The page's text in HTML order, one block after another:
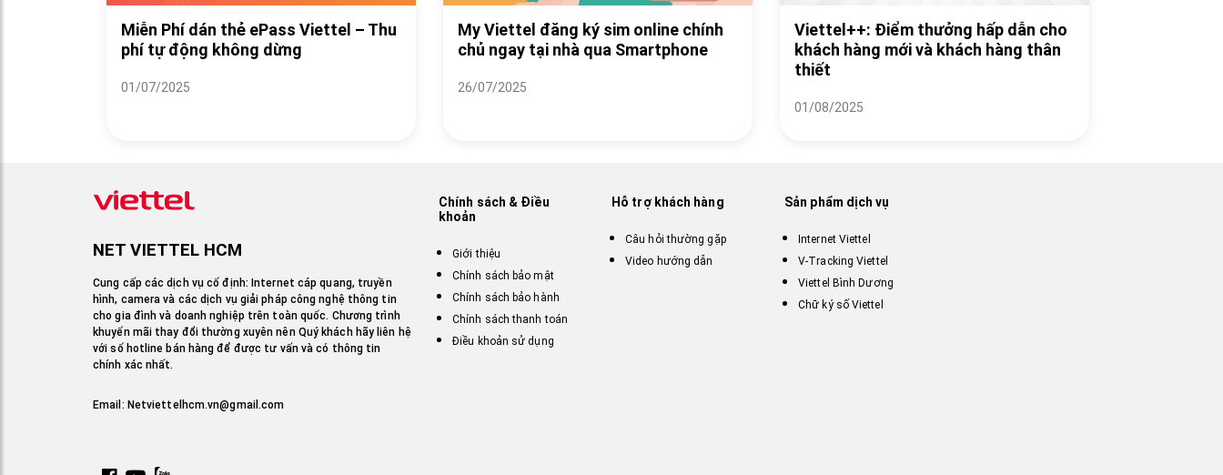
Miễn Phí dán thẻ ePass Viettel – Thu
phí tự động không dừng
01/07/2025
My Viettel đăng ký sim online chính
chủ ngay tại nhà qua Smartphone
26/07/2025
Viettel++: Điểm thưởng hấp dẫn cho
khách hàng mới và khách hàng thân
thiết
01/08/2025
NET VIETTEL HCM
Cung cấp các dịch vụ cố định: Internet cáp quang, truyền
hình, camera và các dịch vụ giải pháp công nghệ thông tin
cho gia đình và doanh nghiệp trên toàn quốc. Chương trình
khuyến mãi thay đổi thường xuyên nên Quý khách hãy liên hệ
với số hotline bán hàng để được tư vấn và có thông tin
chính xác nhất.
Email: Netviettelhcm.vn@gmail.com
Chính sách & Điều
khoản
Giới thiệu
Chính sách bảo mật
Chính sách bảo hành
Chính sách thanh toán
Điều khoản sử dụng
Hỗ trợ khách hàng
Câu hỏi thường gặp
Video hướng dẫn
Sản phẩm dịch vụ
Internet Viettel
V-Tracking Viettel
Viettel Bình Dương
Chữ ký số Viettel